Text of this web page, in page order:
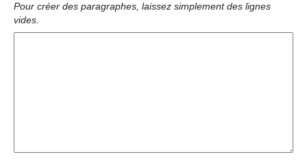
Pour créer des paragraphes, laissez simplement des lignes
vides.